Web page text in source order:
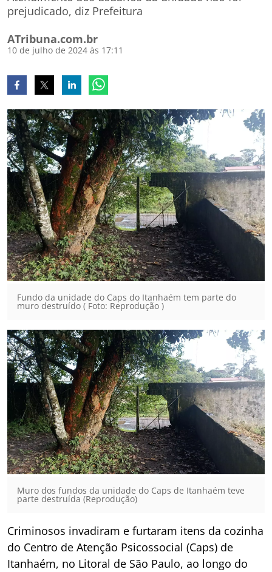
prejudicado, diz Prefeitura
ATribuna.com.br
10 de julho de 2024 às 17:11
Fundo da unidade do Caps do Itanhaém tem parte do
muro destruído ( Foto: Reprodução )
Muro dos fundos da unidade do Caps de Itanhaém teve
parte destruída (Reprodução)
Criminosos invadiram e furtaram itens da cozinha
do Centro de Atenção Psicossocial (Caps) de
Itanhaém, no Litoral de São Paulo, ao longo do